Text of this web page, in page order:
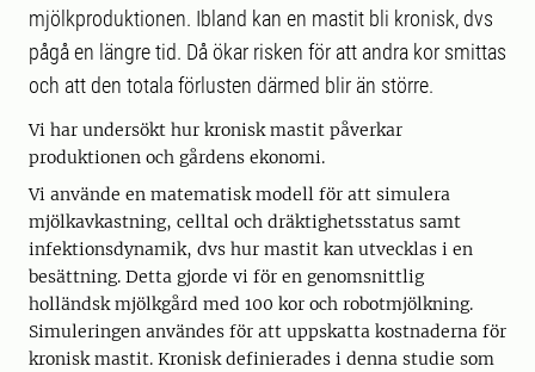
mjölkproduktionen. Ibland kan en mastit bli kronisk, dvs
pågå en längre tid. Då ökar risken för att andra kor smittas
och att den totala förlusten därmed blir än större.
Vi har undersökt hur kronisk mastit påverkar
produktionen och gårdens ekonomi.
Vi använde en matematisk modell för att simulera
mjölkavkastning, celltal och dräktighetsstatus samt
infektionsdynamik, dvs hur mastit kan utvecklas i en
besättning. Detta gjorde vi för en genomsnittlig
holländsk mjölkgård med 100 kor och robotmjölkning.
Simuleringen användes för att uppskatta kostnaderna för
kronisk mastit. Kronisk definierades i denna studie som